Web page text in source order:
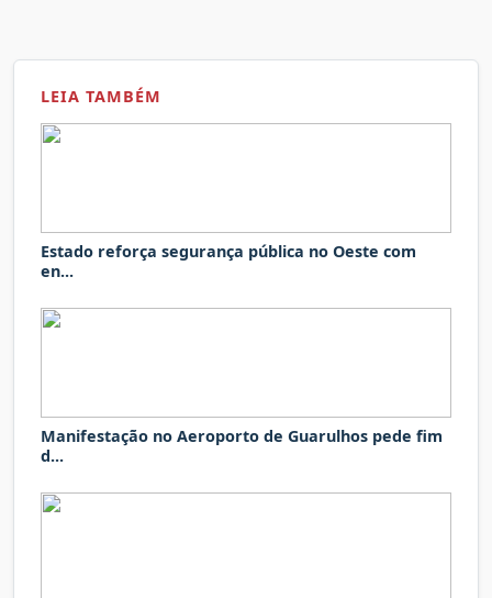
LEIA TAMBÉM
Estado reforça segurança pública no Oeste com
en...
Manifestação no Aeroporto de Guarulhos pede fim
d...